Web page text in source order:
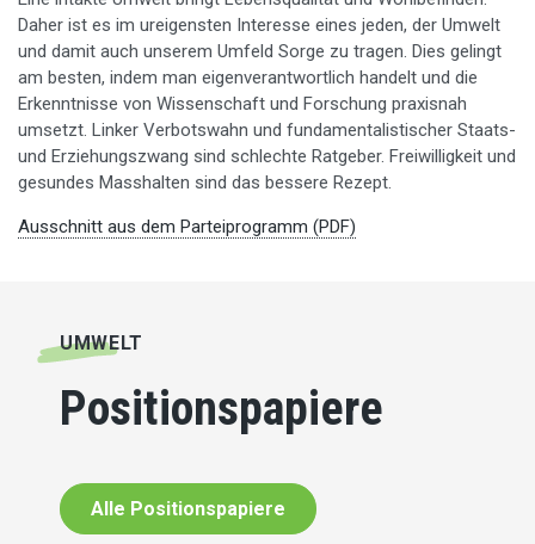
Daher ist es im ureigensten Interesse eines jeden, der Umwelt
und damit auch unserem Umfeld Sorge zu tragen. Dies gelingt
am besten, indem man eigenverantwortlich handelt und die
Erkenntnisse von Wissenschaft und Forschung praxisnah
umsetzt. Linker Verbotswahn und fundamentalistischer Staats-
und Erziehungszwang sind schlechte Ratgeber. Freiwilligkeit und
gesundes Masshalten sind das bessere Rezept.
Ausschnitt aus dem Parteiprogramm (PDF)
UMWELT
Positionspapiere
Alle Positionspapiere